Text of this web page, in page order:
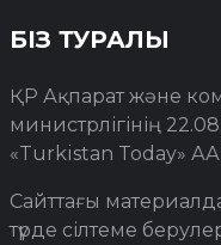
БІЗ ТУРАЛЫ
ҚР Ақпарат және
министрлігінің
«Turkistan Today» АА
Сайттағы
түрде сілтеме